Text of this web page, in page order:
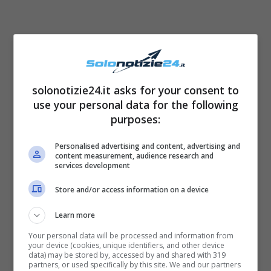
La nuova vita dopo la malattia
Durante l’intervista che
ha rilasciato ospite diCaterina Balivoper la
showgirl è arrivato anche un momento di
solonotizie24.it asks for your consent to
use your personal data for the following
purposes:
Personalised advertising and content, advertising and
content measurement, audience research and
services development
Store and/or access information on a device
Learn more
Your personal data will be processed and information from
your device (cookies, unique identifiers, and other device
data) may be stored by, accessed by and shared with 319
partners, or used specifically by this site. We and our partners